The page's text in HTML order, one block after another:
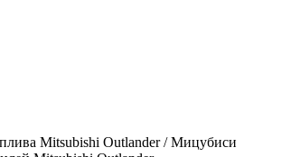
Mitsubishi Outlander / Мицубиси